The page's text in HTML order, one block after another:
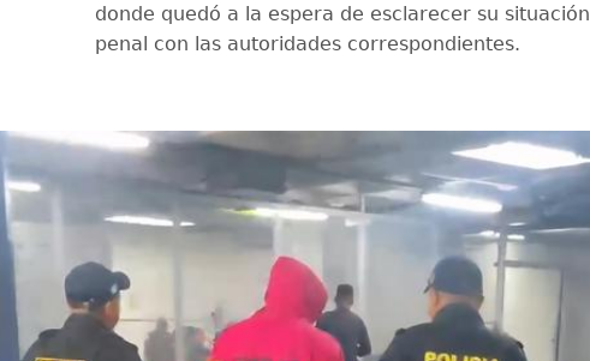
donde quedó a la espera de esclarecer su situación
penal con las autoridades correspondientes.